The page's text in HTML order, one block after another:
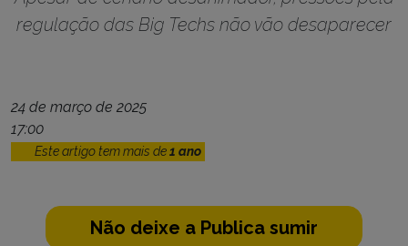
regulação das Big Techs não vão desaparecer
24 de março de 2025
17:00
Este artigo tem mais de1 ano
Não deixe a Publica sumir